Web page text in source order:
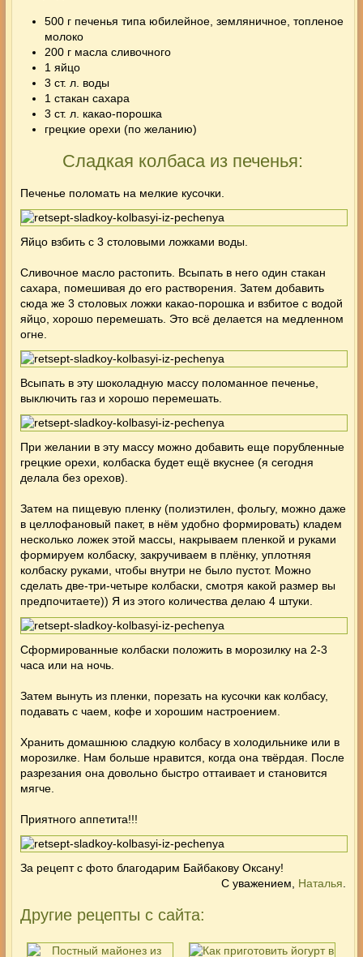
500 г печенья типа юбилейное, земляничное, топленое
молоко
200 г масла сливочного
1 яйцо
3 ст. л. воды
1 стакан сахара
3 ст. л. какао-порошка
грецкие орехи (по желанию)
Сладкая колбаса из печенья:
Печенье поломать на мелкие кусочки.
Яйцо взбить с 3 столовыми ложками воды.
Сливочное масло растопить. Всыпать в него один стакан
сахара, помешивая до его растворения. Затем добавить
сюда же 3 столовых ложки какао-порошка и взбитое с водой
яйцо, хорошо перемешать. Это всё делается на медленном
огне.
Всыпать в эту шоколадную массу поломанное печенье,
выключить газ и хорошо перемешать.
При желании в эту массу можно добавить еще порубленные
грецкие орехи, колбаска будет ещё вкуснее (я сегодня
делала без орехов).
Затем на пищевую пленку (полиэтилен, фольгу, можно даже
в целлофановый пакет, в нём удобно формировать) кладем
несколько ложек этой массы, накрываем пленкой и руками
формируем колбаску, закручиваем в плёнку, уплотняя
колбаску руками, чтобы внутри не было пустот. Можно
сделать две-три-четыре колбаски, смотря какой размер вы
предпочитаете)) Я из этого количества делаю 4 штуки.
Сформированные колбаски положить в морозилку на 2-3
часа или на ночь.
Затем вынуть из пленки, порезать на кусочки как колбасу,
подавать с чаем, кофе и хорошим настроением.
Хранить домашнюю сладкую колбасу в холодильнике или в
морозилке. Нам больше нравится, когда она твёрдая. После
разрезания она довольно быстро оттаивает и становится
мягче.
Приятного аппетита!!!
За рецепт с фото благодарим Байбакову Оксану!
С уважением, Наталья
Другие рецепты с сайта: